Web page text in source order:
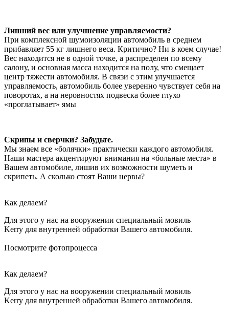
Лишний вес или улучшение управляемости?
При комплексной шумоизоляции автомобиль в среднем
прибавляет 55 кг лишнего веса. Критично? Ни в коем случае!
Вес находится не в одной точке, а распределен по всему
салону, и основная масса находится на полу, что смещает
центр тяжести автомобиля. В связи с этим улучшается
управляемость, автомобиль более уверенно чувствует себя на
поворотах, а на неровностях подвеска более глухо
«проглатывает» ямы
Скрипы и сверчки? Забудьте.
Мы знаем все «болячки» практически каждого автомобиля.
Наши мастера акцентируют внимания на «больные места» в
Вашем автомобиле, лишив их возможности шуметь и
скрипеть. А сколько стоят Ваши нервы?
Как делаем?
Для этого у нас на вооружении специальный мовиль
Kerry для внутренней обработки Вашего автомобиля.
Посмотрите фотопроцесса
Как делаем?
Для этого у нас на вооружении специальный мовиль
Kerry для внутренней обработки Вашего автомобиля.